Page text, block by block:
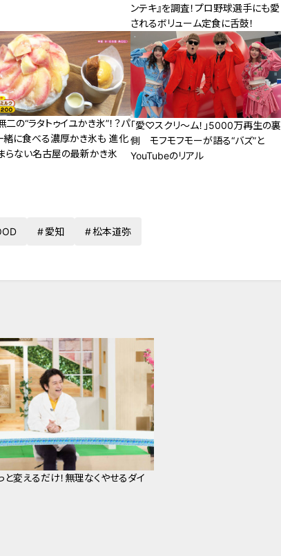
ンテキ』を調査！プロ野球選手にも愛
されるボリューム定食に舌鼓！
二の“ラタトゥイユかき氷”！？パ
緒に食べる濃厚かき氷も 進化
らない名古屋の最新かき氷
「愛♡スクリ〜ム！」5000万再生の裏
側 モフモフモーが語る“バズ”と
YouTubeのリアル
愛知 松本道弥
と変えるだけ！無理なくやせるダイ